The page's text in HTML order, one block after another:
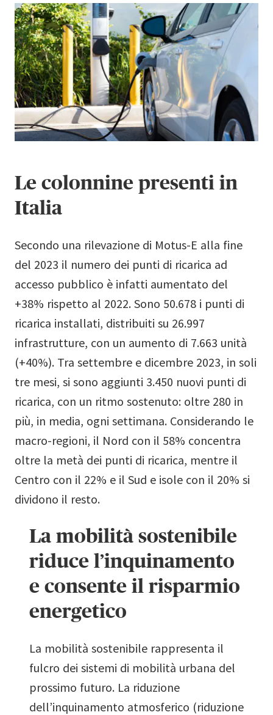
Le colonnine presenti in
Italia
Secondo una rilevazione di Motus-E alla fine
del 2023 il numero dei punti di ricarica ad
accesso pubblico è infatti aumentato del
+38% rispetto al 2022. Sono 50.678 i punti di
ricarica installati, distribuiti su 26.997
infrastrutture, con un aumento di 7.663 unità
(+40%). Tra settembre e dicembre 2023, in soli
tre mesi, si sono aggiunti 3.450 nuovi punti di
ricarica, con un ritmo sostenuto: oltre 280 in
più, in media, ogni settimana. Considerando le
macro-regioni, il Nord con il 58% concentra
oltre la metà dei punti di ricarica, mentre il
Centro con il 22% e il Sud e isole con il 20% si
dividono il resto.
La mobilità sostenibile
riduce l’inquinamento
e consente il risparmio
energetico
La mobilità sostenibile rappresenta il
fulcro dei sistemi di mobilità urbana del
prossimo futuro. La riduzione
dell’inquinamento atmosferico (riduzione